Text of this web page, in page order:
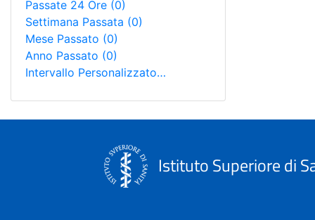
Passate 24 Ore (0)
Settimana Passata (0)
Mese Passato (0)
Anno Passato (0)
Intervallo Personalizzato…
Istituto Superiore di